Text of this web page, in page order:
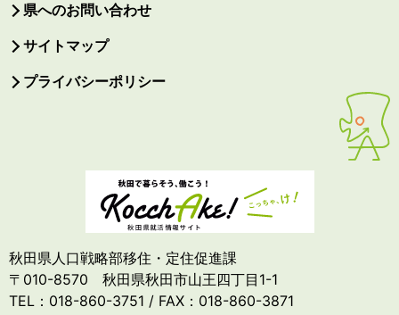
県へのお問い合わせ
サイトマップ
プライバシーポリシー
秋田県人口戦略部移住・定住促進課
〒010-8570 秋田県秋田市山王四丁目1-1
TEL：018-860-3751 / FAX：018-860-3871